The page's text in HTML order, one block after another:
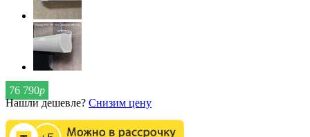
76 790р
Нашли дешевле? Снизим цену